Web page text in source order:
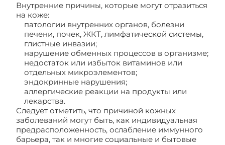
Внутренние причины, которые могут отразиться
на коже:
патологии внутренних органов, болезни
печени, почек, ЖКТ, лимфатической системы,
глистные инвазии;
нарушение обменных процессов в организме;
недостаток или избыток витаминов или
отдельных микроэлементов;
эндокринные нарушения;
аллергические реакции на продукты или
лекарства.
Следует отметить, что причиной кожных
заболеваний могут быть, как индивидуальная
предрасположенность, ослабление иммунного
барьера, так и многие социальные и бытовые